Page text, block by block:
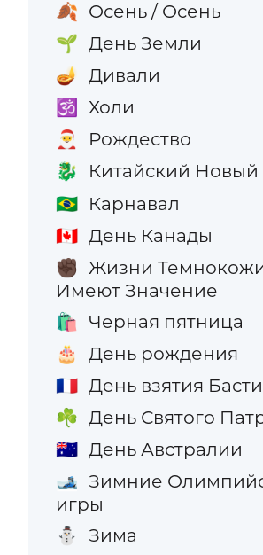
🍂 Осень / Осень
🌱 День Земли
🪔 Дивали
🕉️ Холи
🎅 Рождество
🐉 Китайский Новый
🇧🇷 Карнавал
🇨🇦 День Канады
✊🏿 Жизни
Имеют Значение
🛍️ Черная пятница
🎂 День рождения
🇫🇷 День взятия
☘️ День Святого
🇦🇺 День Австралии
🎿 Зимние
игры
⛄ Зима